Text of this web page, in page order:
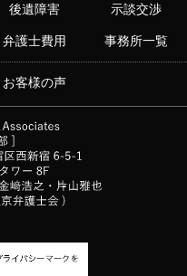
後遺障害 示談交渉
弁護士費用 事務所一覧
お客様の声